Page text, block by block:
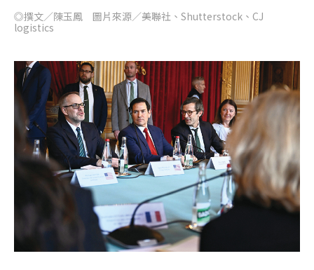
◎撰文／陳玉鳳 圖片來源／美聯社、Shutterstock、CJ
logistics